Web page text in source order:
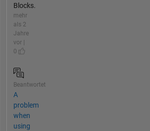
Blocks.
mehr
als 2
Jahre
vor |
0
Beantwortet
A
problem
when
using